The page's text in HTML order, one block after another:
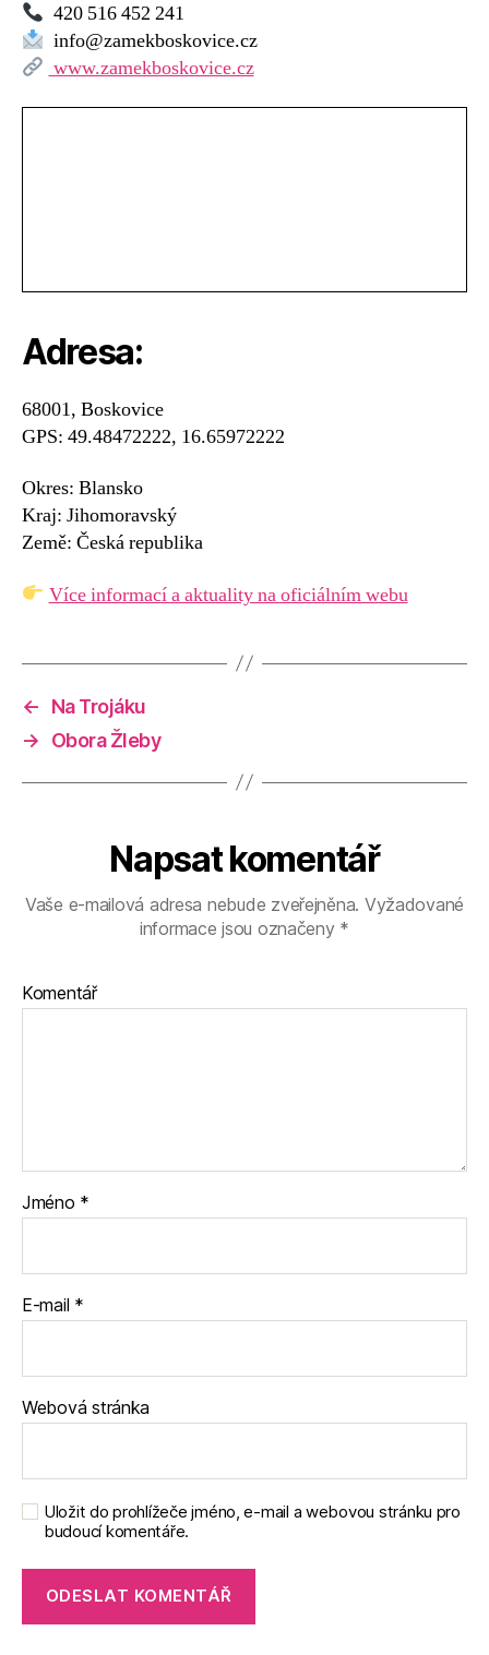
420 516 452 241
info@zamekboskovice.cz
www.zamekboskovice.cz
Adresa:
68001, Boskovice
GPS: 49.48472222, 16.65972222
Okres: Blansko
Kraj: Jihomoravský
Země: Česká republika
Více informací a aktuality na oficiálním webu
←
Na Trojáku
→
Obora Žleby
Napsat komentář
Vaše e-mailová adresa nebude zveřejněna. Vyžadované
informace jsou označeny *
Komentář
Jméno *
E-mail *
Webová stránka
Uložit do prohlížeče jméno, e-mail a webovou stránku pro
budoucí komentáře.